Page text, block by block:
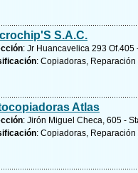
S.A.C.
: Jr Huancavelica 293 Of.405
: Copiadoras,
Atlas
: Jirón Miguel Checa, 605 -
: Copiadoras,